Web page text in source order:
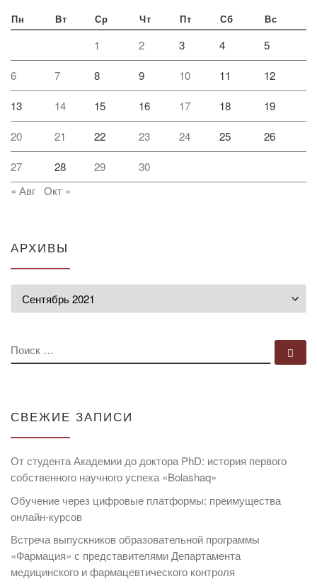
Пн Вт Ср Чт Пт Сб Вс
1 2 3 4 5
6 7 8 9 10 11 12
13 14 15 16 17 18 19
20 21 22 23 24 25 26
27 28 29
30
« Авг Окт »
АРХИВЫ
ПОИСК
СВЕЖИЕ ЗАПИСИ
От студента Академии до доктора PhD: история первого
собственного научного успеха «Bolashaq»
Обучение через цифровые платформы: преимущества
онлайн-курсов
Встреча выпускников образовательной программы
«Фармация» с представителями Департамента
медицинского и фармацевтического контроля